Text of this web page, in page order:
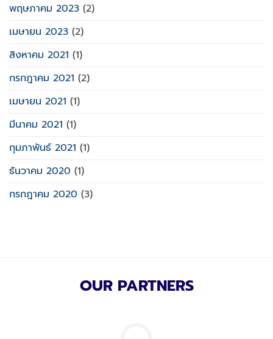
พฤษภาคม 2023 (2)
เมษายน 2023 (2)
สิงหาคม 2021 (1)
กรกฎาคม 2021 (2)
เมษายน 2021 (1)
มีนาคม 2021 (1)
กุมภาพันธ์ 2021 (1)
ธันวาคม 2020 (1)
กรกฎาคม 2020 (3)
OUR PARTNERS